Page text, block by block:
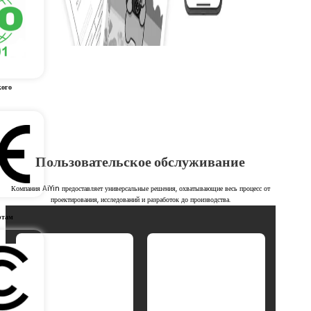
Пользовательское обслуживание
Компания AiYin предоставляет универсальные решения, охватывающие весь процесс от
проектирования, исследований и разработок до производства.